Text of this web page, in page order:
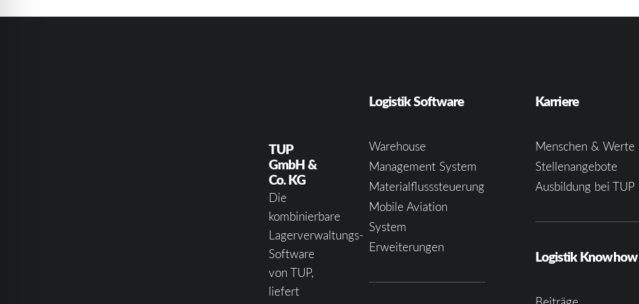
TUP
GmbH &
Co. KG
Die
kombinierbare
Lagerverwaltungs-
Software
von TUP,
liefert
Logistik Software
Warehouse
Management System
Materialflusssteuerung
Mobile Aviation
System
Erweiterungen
Karriere
Menschen & Werte
Stellenangebote
Ausbildung bei TUP
Logistik Knowhow